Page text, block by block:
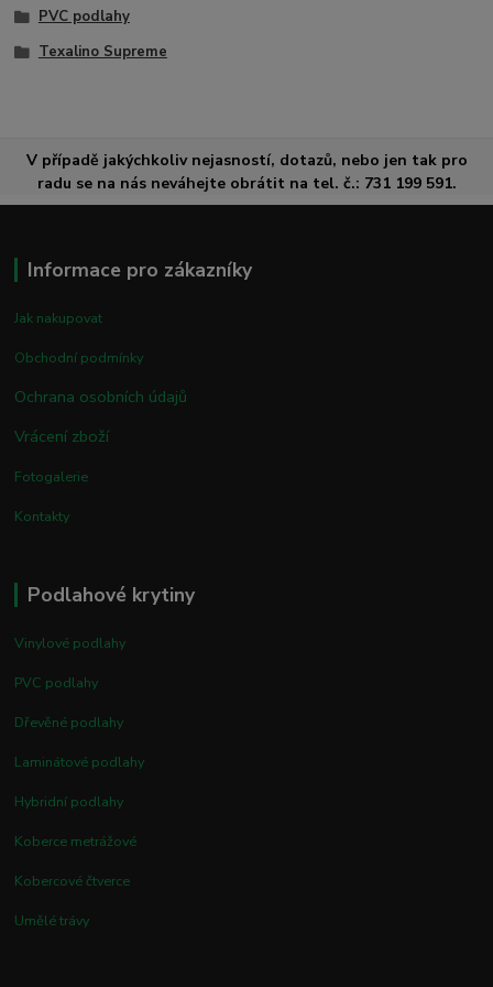
PVC podlahy
Texalino Supreme
V případě jakýchkoliv nejasností, dotazů, nebo jen tak pro
radu se na nás neváhejte obrátit na tel. č.: 731 199 591.
Informace pro zákazníky
Jak nakupovat
Obchodní podmínky
Ochrana osobních údajů
Vrácení zboží
Fotogalerie
Kontakty
Podlahové krytiny
Vinylové podlahy
PVC podlahy
Dřevěné podlahy
Laminátové podlahy
Hybridní podlahy
Koberce metrážové
Kobercové čtverce
Umělé trávy